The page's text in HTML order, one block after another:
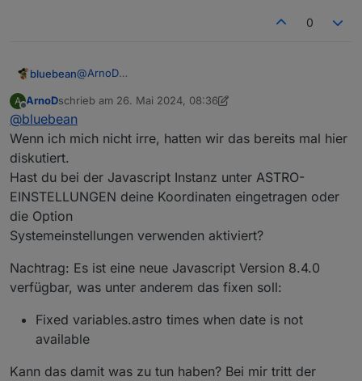
0
bluebean@ArnoD
nachdem ich den Javascript-Adapter auf Version 8
(und zwar 8.3.1, vorher lief Version 7 bei mir)
aktuialisiert habe , bekomme ich im Log die
javascript.0
2024-05-26 00:00:01.038	error
javascript.0
Da im Script ja die Astro-Funktionen benutzt werden,
vermute ich da die Ursache. Kennst Du das?
A
Offline
ArnoDschrieb am 26. Mai 2024, 08:36
zuletzt editiert von ArnoD
@bluebean
Wenn ich mich nicht irre, hatten wir das bereits mal hier
diskutiert.
Hast du bei der Javascript Instanz unter ASTRO-
EINSTELLUNGEN deine Koordinaten eingetragen oder
die Option
Systemeinstellungen verwenden aktiviert?
Nachtrag: Es ist eine neue Javascript Version 8.4.0
verfügbar, was unter anderem das fixen soll:
Fixed variables.astro times when date is not
available
Kann das damit was zu tun haben? Bei mir tritt der